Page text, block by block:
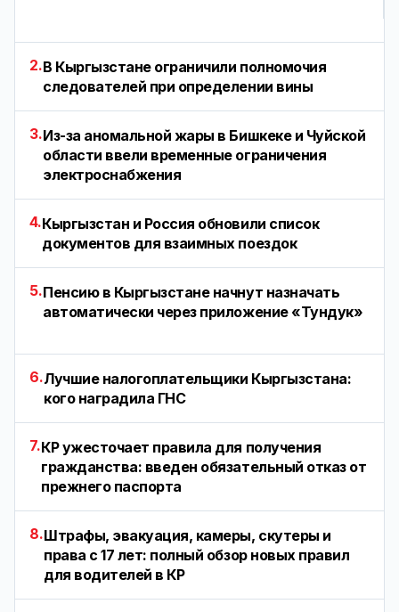
2.В Кыргызстане ограничили полномочия
следователей при определении вины
3.Из-за аномальной жары в Бишкеке и Чуйской
области ввели временные ограничения
электроснабжения
4.Кыргызстан и Россия обновили список
документов для взаимных поездок
5.Пенсию в Кыргызстане начнут назначать
автоматически через приложение «Тундук»
6.Лучшие налогоплательщики Кыргызстана:
кого наградила ГНС
7.КР ужесточает правила для получения
гражданства: введен обязательный отказ от
прежнего паспорта
8.Штрафы, эвакуация, камеры, скутеры и
права с 17 лет: полный обзор новых правил
для водителей в КР